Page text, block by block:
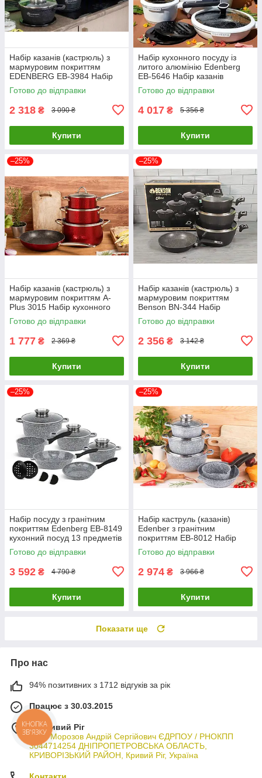
Набір казанів (кастрюль) з
мармуровим покриттям
EDENBERG EB-3984 Набір
кухонного посуду 8 предметів
Готово до відправки
2 318 ₴ 3 090 ₴
Купити
Набір кухонного посуду із
литого алюмінію Edenberg
EB-5646 Набір казанів
(кастрюль) 12 предметів
Готово до відправки
4 017 ₴ 5 356 ₴
Купити
–25%
Набір казанів (кастрюль) з
мармуровим покриттям A-
Plus 3015 Набір кухонного
посуду 7 предметів
(Червоний)
Готово до відправки
1 777 ₴ 2 369 ₴
Купити
–25%
Набір казанів (кастрюль) з
мармуровим покриттям
Benson BN-344 Набір
кухонного посуду 7 предметів
Готово до відправки
2 356 ₴ 3 142 ₴
Купити
–25%
Набір посуду з гранітним
покриттям Edenberg EB-8149
кухонний посуд 13 предметів
каструлі сковорідки сотейник
Готово до відправки
3 592 ₴ 4 790 ₴
Купити
–25%
Набір каструль (казанів)
Edenber з гранітним
покриттям EB-8012 Набір
кухонного посуду 10
предметів
Готово до відправки
2 974 ₴ 3 966 ₴
Купити
Показати ще
Про нас
94% позитивних з 1712 відгуків за рік
Працює з 30.03.2015
м. Кривий Ріг
ФОП Морозов Андрій Сергійович ЄДРПОУ / РНОКПП
3044714254 ДНІПРОПЕТРОВСЬКА ОБЛАСТЬ,
КРИВОРІЗЬКИЙ РАЙОН, Кривий Ріг, Україна
КНОПКА
ЗВ'ЯЗКУ